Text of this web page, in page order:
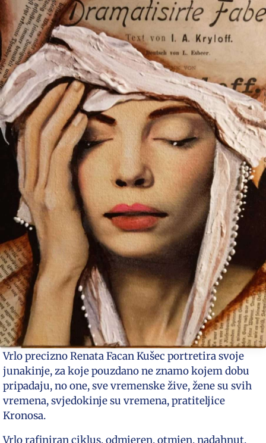
Vrlo precizno Renata Facan Kušec portretira svoje
junakinje, za koje pouzdano ne znamo kojem dobu
pripadaju, no one, sve vremenske žive, žene su svih
vremena, svjedokinje su vremena, pratiteljice
Kronosa.
Vrlo rafiniran ciklus, odmjeren, otmjen, nadahnut,